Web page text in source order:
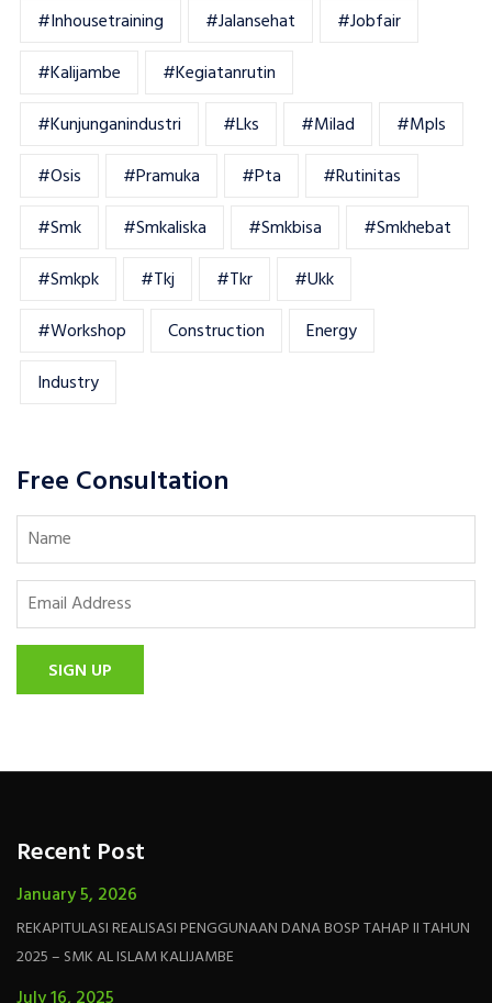
#inhousetraining
#jalansehat
#jobfair
#kalijambe
#kegiatanrutin
#kunjunganindustri
#lks #milad
#mpls
#osis
#pramuka #pta
#rutinitas
#smk
#smkaliska #smkbisa
#smkhebat
#smkpk
#tkj #tkr
#ukk
#workshop
Construction
Energy
Industry
Free Consultation
SIGN UP
Recent Post
January 5, 2026
REKAPITULASI REALISASI PENGGUNAAN DANA BOSP TAHAP II TAHUN
2025 – SMK AL ISLAM KALIJAMBE